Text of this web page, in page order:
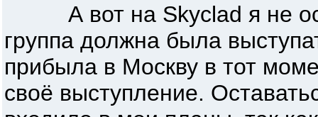
А вот на Skyclad я не
группа должна была
прибыла в Москву в тот
своё выступление.